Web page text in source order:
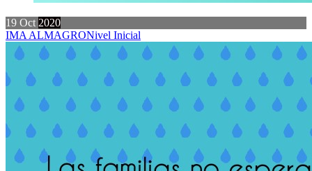
19 Oct2020
IMA ALMAGRONivel Inicial